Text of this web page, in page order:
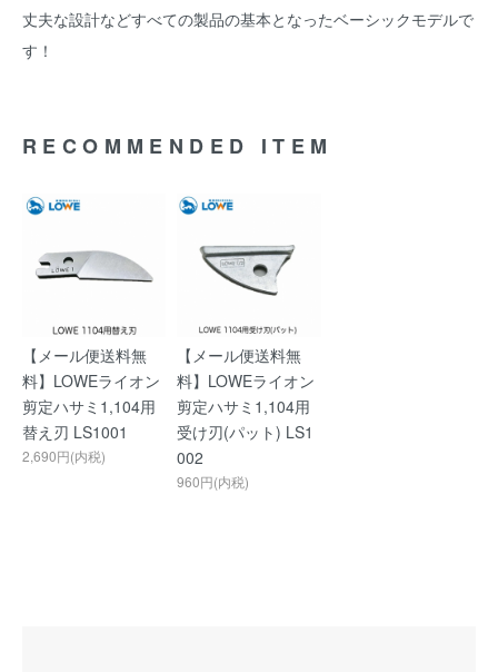
丈夫な設計などすべての製品の基本となったベーシックモデルで
す！
RECOMMENDED ITEM
【メール便送料無
料】LOWEライオン
剪定ハサミ1,104用
替え刃 LS1001
2,690円(内税)
【メール便送料無
料】LOWEライオン
剪定ハサミ1,104用
受け刃(パット) LS1
002
960円(内税)